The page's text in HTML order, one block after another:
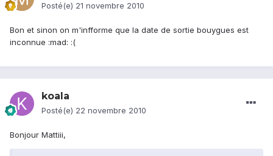
Posté(e) 21 novembre 2010
Bon et sinon on m'infforme que la date de sortie bouygues est
inconnue :mad: :(
koala
Posté(e) 22 novembre 2010
Bonjour Mattiii,